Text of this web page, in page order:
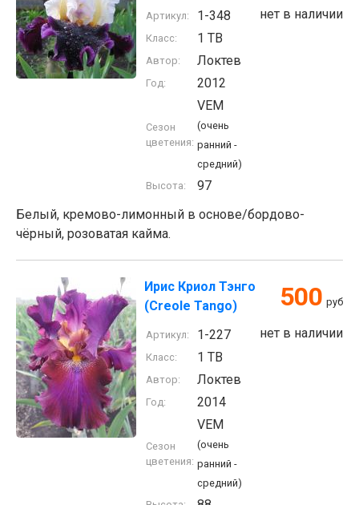
нет в наличии
Артикул: 1-348
Класс: 1 TB
Автор: Локтев
Год: 2012
Сезон
цветения:
VEM
(очень
ранний -
средний)
Высота:
97
Белый, кремово-лимонный в основе/бордово-
чёрный, розоватая кайма.
Ирис Криол Тэнго
(Creole Tango)
500 руб
нет в наличии
Артикул: 1-227
Класс: 1 TB
Автор: Локтев
Год: 2014
Сезон
цветения:
VEM
(очень
ранний -
средний)